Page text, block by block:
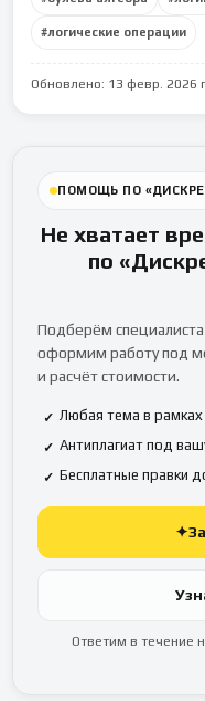
#логические операции
Обновлено: 13 февр. 2026
ПОМОЩЬ ПО
Не хватает
по
Подберём специалиста
оформим работу под
и расчёт стоимости.
✓ Любая тема в
✓ Антиплагиат под
✓ Бесплатные правки
✦
Ответим в течение